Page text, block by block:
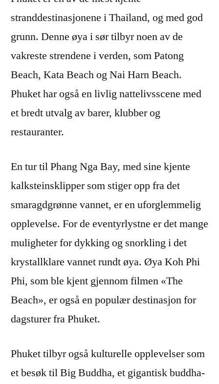
stranddestinasjonene i Thailand, og med god
grunn. Denne øya i sør tilbyr noen av de
vakreste strendene i verden, som Patong
Beach, Kata Beach og Nai Harn Beach.
Phuket har også en livlig nattelivsscene med
et bredt utvalg av barer, klubber og
restauranter.
En tur til Phang Nga Bay, med sine kjente
kalksteinsklipper som stiger opp fra det
smaragdgrønne vannet, er en uforglemmelig
opplevelse. For de eventyrlystne er det mange
muligheter for dykking og snorkling i det
krystallklare vannet rundt øya. Øya Koh Phi
Phi, som ble kjent gjennom filmen «The
Beach», er også en populær destinasjon for
dagsturer fra Phuket.
Phuket tilbyr også kulturelle opplevelser som
et besøk til Big Buddha, et gigantisk buddha-